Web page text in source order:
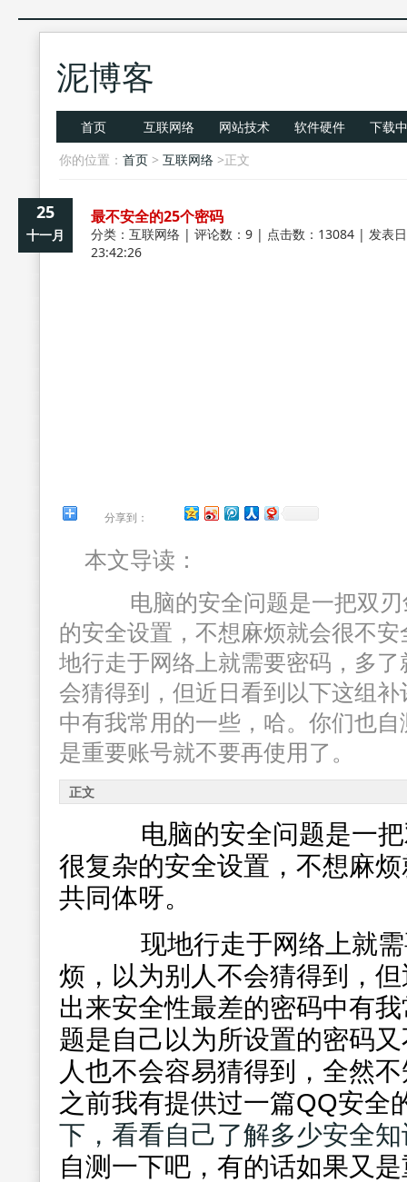
泥博客
首页 互联网络 网站技术 软件硬件
下载
你的位置： 首页 > 互联网络 >正文
25
十一月
最不安全的25个密码
分类： 互联网络 | 评论数：9 | 点击数：13084 | 发表
23:42:26
分享到：
本文导读：
电脑的安全问题是一把双刃
的安全设置，不想麻烦就会很不
地行走于网络上就需要密码，多
会猜得到，但近日看到以下这组
中有我常用的一些，哈。你们也
是重要账号就不要再使用了。
正文
电脑的安全问题是一把
很复杂的安全设置，不想麻
共同体呀。
现地行走于网络上就需
烦，以为别人不会猜得到，
出来安全性最差的密码中有
题是自己以为所设置的密码
人也不会容易猜得到，全然
之前我有提供过一篇QQ安全
下，看看自己了解多少安全
自测一下吧，有的话如果又